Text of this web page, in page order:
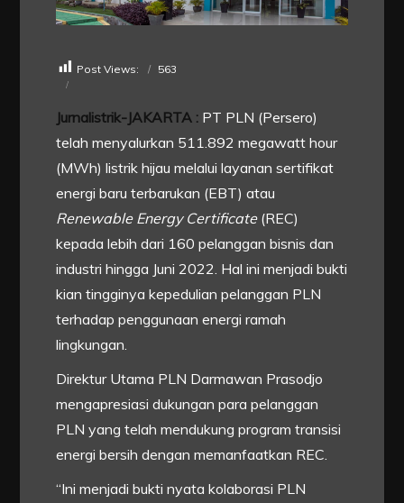
Post Views: 563
Jurnalistrik-JAKARTA : PT PLN (Persero)
telah menyalurkan 511.892 megawatt hour
(MWh) listrik hijau melalui layanan sertifikat
energi baru terbarukan (EBT) atau
Renewable Energy Certificate(REC)
kepada lebih dari 160 pelanggan bisnis dan
industri hingga Juni 2022. Hal ini menjadi bukti
kian tingginya kepedulian pelanggan PLN
terhadap penggunaan energi ramah
lingkungan.
Direktur Utama PLN Darmawan Prasodjo
mengapresiasi dukungan para pelanggan
PLN yang telah mendukung program transisi
energi bersih dengan memanfaatkan REC.
“Ini menjadi bukti nyata kolaborasi PLN